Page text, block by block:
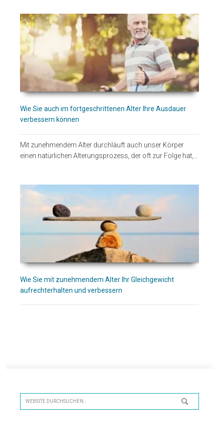
Wie Sie auch im fortgeschrittenen Alter Ihre Ausdauer
verbessern können
Mit zunehmendem Alter durchläuft auch unser Körper
einen natürlichen Alterungsprozess, der oft zur Folge hat,…
Wie Sie mit zunehmendem Alter Ihr Gleichgewicht
aufrechterhalten und verbessern
Website
durchsuchen…